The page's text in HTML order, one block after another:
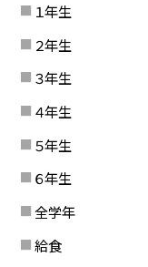
１年生
２年生
３年生
４年生
５年生
６年生
全学年
給食